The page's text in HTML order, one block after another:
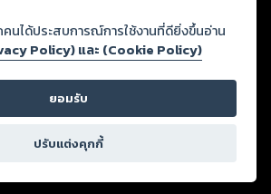
หลดผ่านเว็บไซต์และปรากฏว่าละเมิดสิทธิใน
ลอื่นหรือขัดต่อกฎหมายและศีลธรรม ดังนั้น ผู้อ่าน
นการกลั่นกรองด้วยตนเอง และหากท่านพบว่าส่วน
ะศีลธรรม กรุณาแจ้งมายังบริษัท เพื่อทีมงานจะได้
งสตอรี่ล็อกขอสงวนลิขสิทธิ์ตามพระราชบัญญัติ
ด)
คนได้ประสบการณ์การใช้งานที่ดียิ่งขึ้นอ่าน
Policy) และ (Cookie Policy)
ยอมรับ
ปรับแต่งคุกกี้